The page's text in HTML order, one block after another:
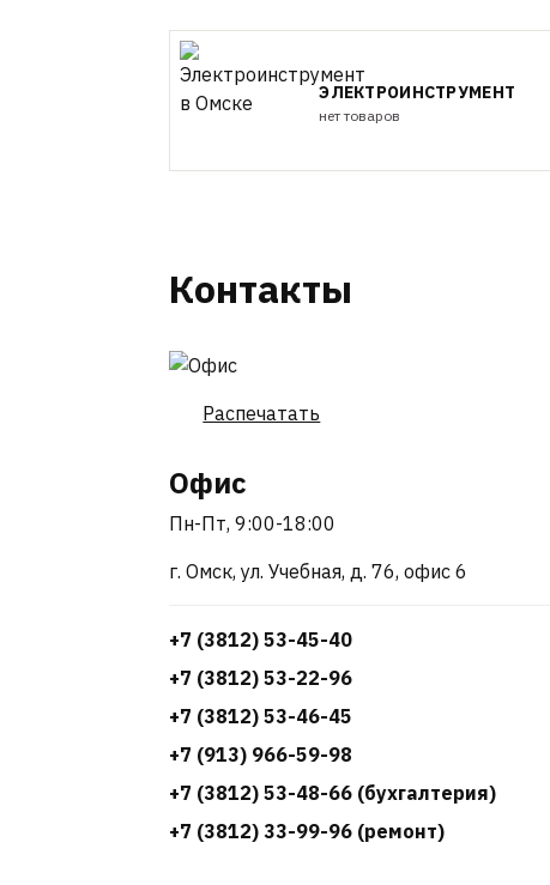
ЭЛЕКТРОИНСТРУМЕНТ
нет товаров
Контакты
Распечатать
Офис
Пн-Пт, 9:00-18:00
г. Омск, ул. Учебная, д. 76, офис 6
+7 (3812) 53-45-40
+7 (3812) 53-22-96
+7 (3812) 53-46-45
+7 (913) 966-59-98
+7 (3812) 53-48-66 (бухгалтерия)
+7 (3812) 33-99-96 (ремонт)